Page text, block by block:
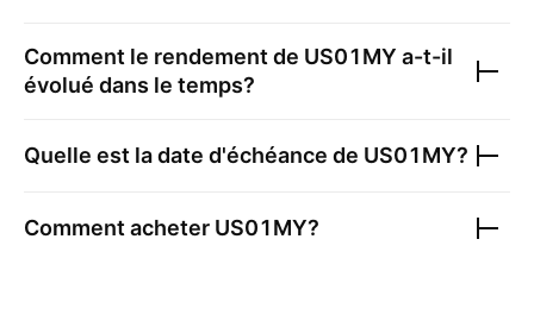
Comment le rendement de US01MY a-t-il
évolué dans le temps?
Quelle est la date d'échéance de US01MY?
Comment acheter US01MY?